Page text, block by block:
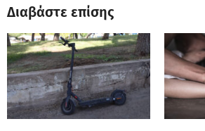
Διαβάστε επίσης